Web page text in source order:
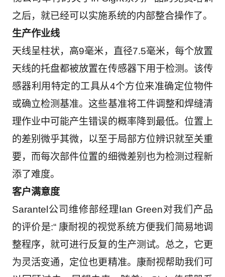
之后，就已经可以实施系统的内部整合操作了。
生产作业线
天线呈柱状，高9毫米，直径7.5毫米，每个放置
天线的托盘都被放置在传感器下用于检测。该传
感器利用特定的工具从4个方位来准确定位物件
或确立检测基准。这些基准将工件调整和焊缝清
理作业中可能产生错误的概率降到最低。位置上
的差别微乎其微，以至于局部方位辨识就至关重
要，而每次部件位置的细微差别也为检测过程新
添了难度。
客户满意度
Sarantel 公司维修部经理Ian Green对我们产品
的评价是:“ 康耐视的视觉系统方便我们简易地调
整程序，就可进行反复的生产测试。总之，它更
为灵活变通，定位也更精准。康耐视帮助我们可